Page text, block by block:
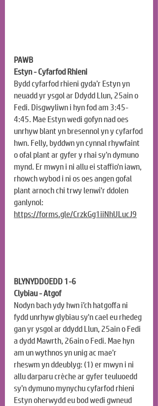
PAWB
Estyn - Cyfarfod Rhieni
Bydd cyfarfod rhieni gyda’r Estyn yn
neuadd yr ysgol ar Ddydd Llun, 25ain o
Fedi. Disgwyliwn i hyn fod am 3:45-
4:45. Mae Estyn wedi gofyn nad oes
unrhyw blant yn bresennol yn y cyfarfod
hwn. Felly, byddwn yn cynnal rhywfaint
o ofal plant ar gyfer y rhai sy’n dymuno
mynd. Er mwyn i ni allu ei staffio'n iawn,
rhowch wybod i ni os oes angen gofal
plant arnoch chi trwy lenwi'r ddolen
ganlynol:
https://forms.gle/CrzkGg1iiNhULucJ9
BLYNYDDOEDD 1-6
Clybiau - Atgof
Nodyn bach ydy hwn i’ch hatgoffa ni
fydd unrhyw glybiau sy'n cael eu rhedeg
gan yr ysgol ar ddydd Llun, 25ain o Fedi
a dydd Mawrth, 26ain o Fedi. Mae hyn
am un wythnos yn unig ac mae’r
rheswm yn ddeublyg: (1) er mwyn i ni
allu darparu crèche ar gyfer teuluoedd
sy’n dymuno mynychu cyfarfod rhieni
Estyn oherwydd eu bod wedi gwneud